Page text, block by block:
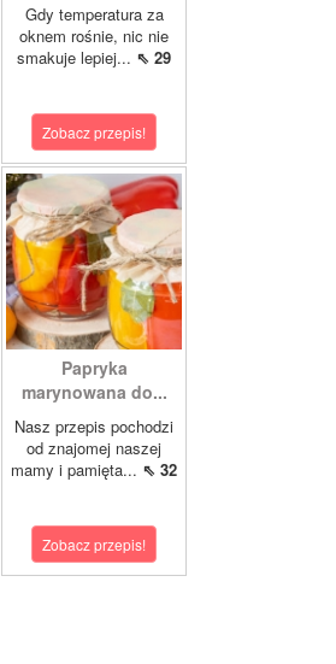
Gdy temperatura za
oknem rośnie, nic nie
smakuje lepiej... ⇖ 29
Zobacz przepis!
Papryka
marynowana do...
Nasz przepis pochodzi
od znajomej naszej
mamy i pamięta... ⇖ 32
Zobacz przepis!